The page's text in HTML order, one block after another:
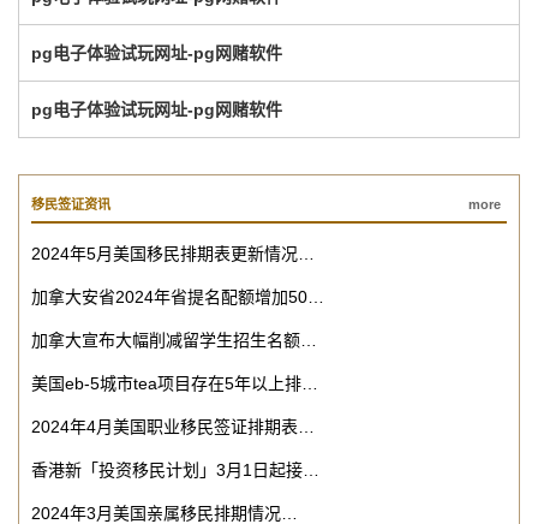
pg电子体验试玩网址-pg网赌软件
pg电子体验试玩网址-pg网赌软件
移民签证资讯 more
2024年5月美国移民排期表更新情况…
加拿大安省2024年省提名配额增加50…
加拿大宣布大幅削减留学生招生名额…
美国eb-5城市tea项目存在5年以上排…
2024年4月美国职业移民签证排期表…
香港新「投资移民计划」3月1日起接…
2024年3月美国亲属移民排期情况…